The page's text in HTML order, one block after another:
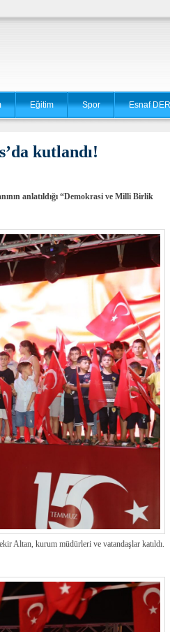
Eğitim Spor Esnaf
kutlandı!
anlatıldığı “Demokrasi ve Milli Birlik
Altan, kurum müdürleri ve vatandaşlar katıldı.